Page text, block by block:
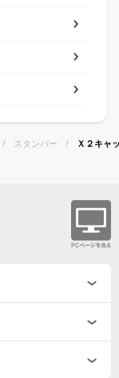
スタンパー Ｘ２キャ